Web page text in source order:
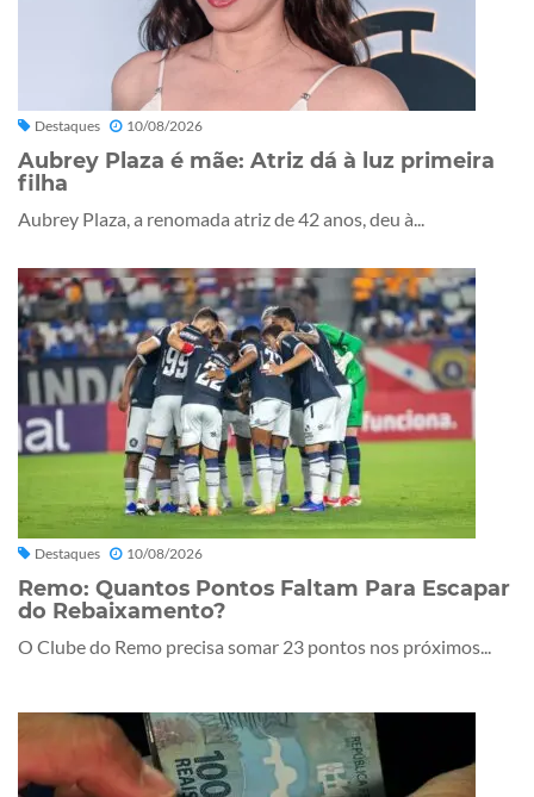
Destaques 10/08/2026
Aubrey Plaza é mãe: Atriz dá à luz primeira
filha
Aubrey Plaza, a renomada atriz de 42 anos, deu à...
Destaques 10/08/2026
Remo: Quantos Pontos Faltam Para Escapar
do Rebaixamento?
O Clube do Remo precisa somar 23 pontos nos próximos...